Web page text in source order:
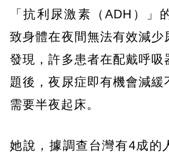
「抗利尿激素（ADH）」
致身體在夜間無法有效減少
發現，許多患者在配戴呼吸
題後，夜尿症即有機會減緩
需要半夜起床。
她說，據調查台灣有4成的